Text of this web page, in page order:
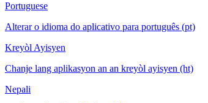
Portuguese
Alterar o idioma do aplicativo para português (pt)
Kreyòl Ayisyen
Chanje lang aplikasyon an an kreyòl ayisyen (ht)
Nepali